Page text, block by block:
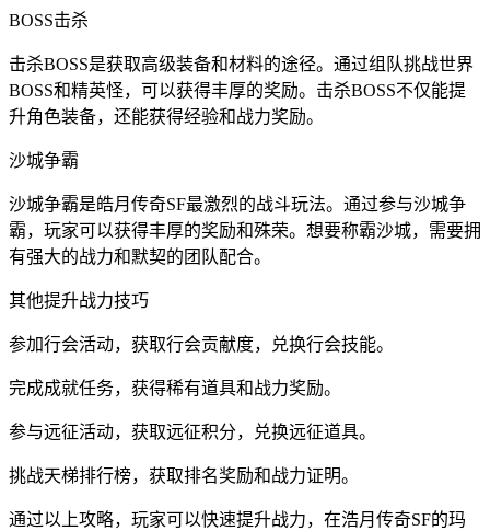
BOSS击杀
击杀BOSS是获取高级装备和材料的途径。通过组队挑战世界
BOSS和精英怪，可以获得丰厚的奖励。击杀BOSS不仅能提
升角色装备，还能获得经验和战力奖励。
沙城争霸
沙城争霸是皓月传奇SF最激烈的战斗玩法。通过参与沙城争
霸，玩家可以获得丰厚的奖励和殊荣。想要称霸沙城，需要拥
有强大的战力和默契的团队配合。
其他提升战力技巧
参加行会活动，获取行会贡献度，兑换行会技能。
完成成就任务，获得稀有道具和战力奖励。
参与远征活动，获取远征积分，兑换远征道具。
挑战天梯排行榜，获取排名奖励和战力证明。
通过以上攻略，玩家可以快速提升战力，在浩月传奇SF的玛